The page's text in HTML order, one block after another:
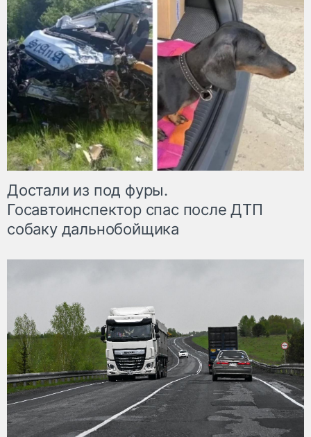
Достали из под фуры.
Госавтоинспектор спас после ДТП
собаку дальнобойщика